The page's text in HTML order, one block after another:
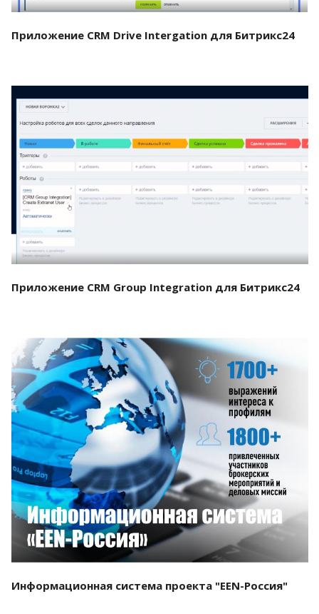
Приложение CRM Drive Intergation для Битрикс24
Смотреть проект
Приложение CRM Group Integration для Битрикс24
Смотреть проект
Информационная система проекта "EEN-Россия"